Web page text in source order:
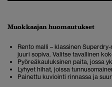
Muokkaajan huomautukset
Rento malli – klassinen
juuri sopiva. Valitse tavallinen
Pyöreäkauluksinen paita, jossa
Lyhyet hihat, joissa
Painettu kuviointi rinnassa ja